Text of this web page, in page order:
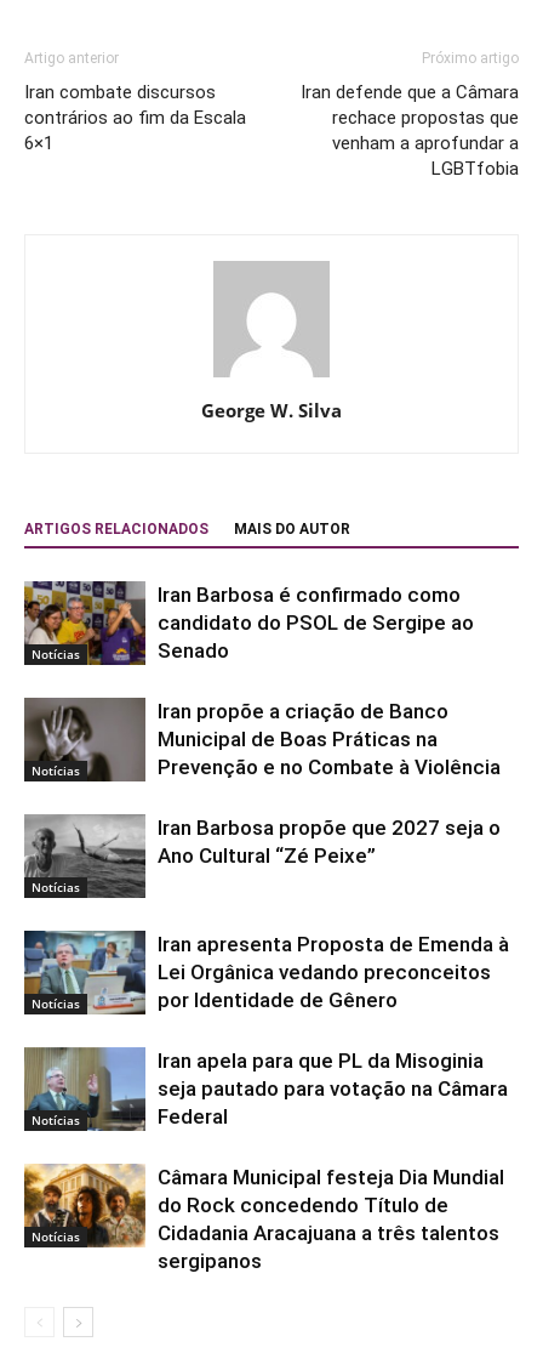
Artigo anterior
Iran combate discursos
contrários ao fim da Escala
6×1
Próximo artigo
Iran defende que a Câmara
rechace propostas que
venham a aprofundar a
LGBTfobia
George W. Silva
ARTIGOS RELACIONADOS MAIS DO AUTOR
Notícias
Iran Barbosa é confirmado como
candidato do PSOL de Sergipe ao
Senado
Notícias
Iran propõe a criação de Banco
Municipal de Boas Práticas na
Prevenção e no Combate à Violência
Notícias
Iran Barbosa propõe que 2027 seja o
Ano Cultural “Zé Peixe”
Notícias
Iran apresenta Proposta de Emenda à
Lei Orgânica vedando preconceitos
por Identidade de Gênero
Notícias
Iran apela para que PL da Misoginia
seja pautado para votação na Câmara
Federal
Notícias
Câmara Municipal festeja Dia Mundial
do Rock concedendo Título de
Cidadania Aracajuana a três talentos
sergipanos